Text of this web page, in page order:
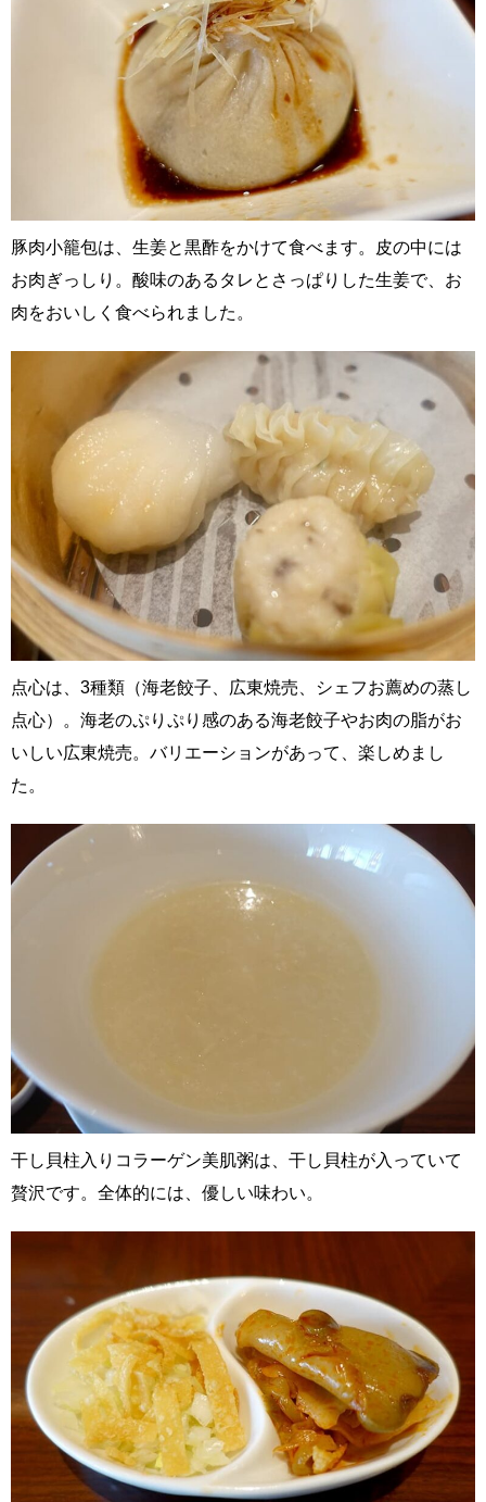
豚肉小籠包は、生姜と黒酢をかけて食べます。皮の中には
お肉ぎっしり。酸味のあるタレとさっぱりした生姜で、お
肉をおいしく食べられました。
点心は、3種類（海老餃子、広東焼売、シェフお薦めの蒸し
点心）。海老のぷりぷり感のある海老餃子やお肉の脂がお
いしい広東焼売。バリエーションがあって、楽しめまし
た。
干し貝柱入りコラーゲン美肌粥は、干し貝柱が入っていて
贅沢です。全体的には、優しい味わい。